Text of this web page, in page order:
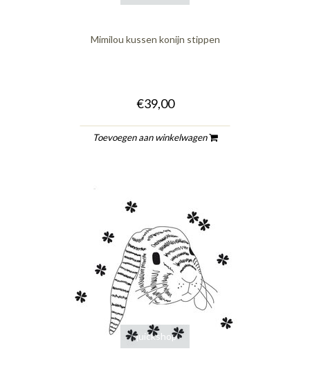
Mimilou kussen konijn stippen
€39,00
Toevoegen aan winkelwagen
quickshop